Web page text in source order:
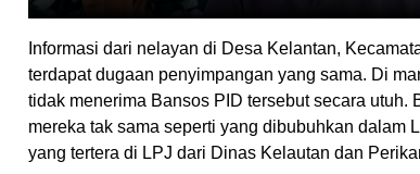
Informasi dari nelayan di Desa Kelantan,
terdapat dugaan penyimpangan yang sama. Di
tidak menerima Bansos PID tersebut secara utuh.
mereka tak sama seperti yang dibubuhkan dalam
yang tertera di LPJ dari Dinas Kelautan dan